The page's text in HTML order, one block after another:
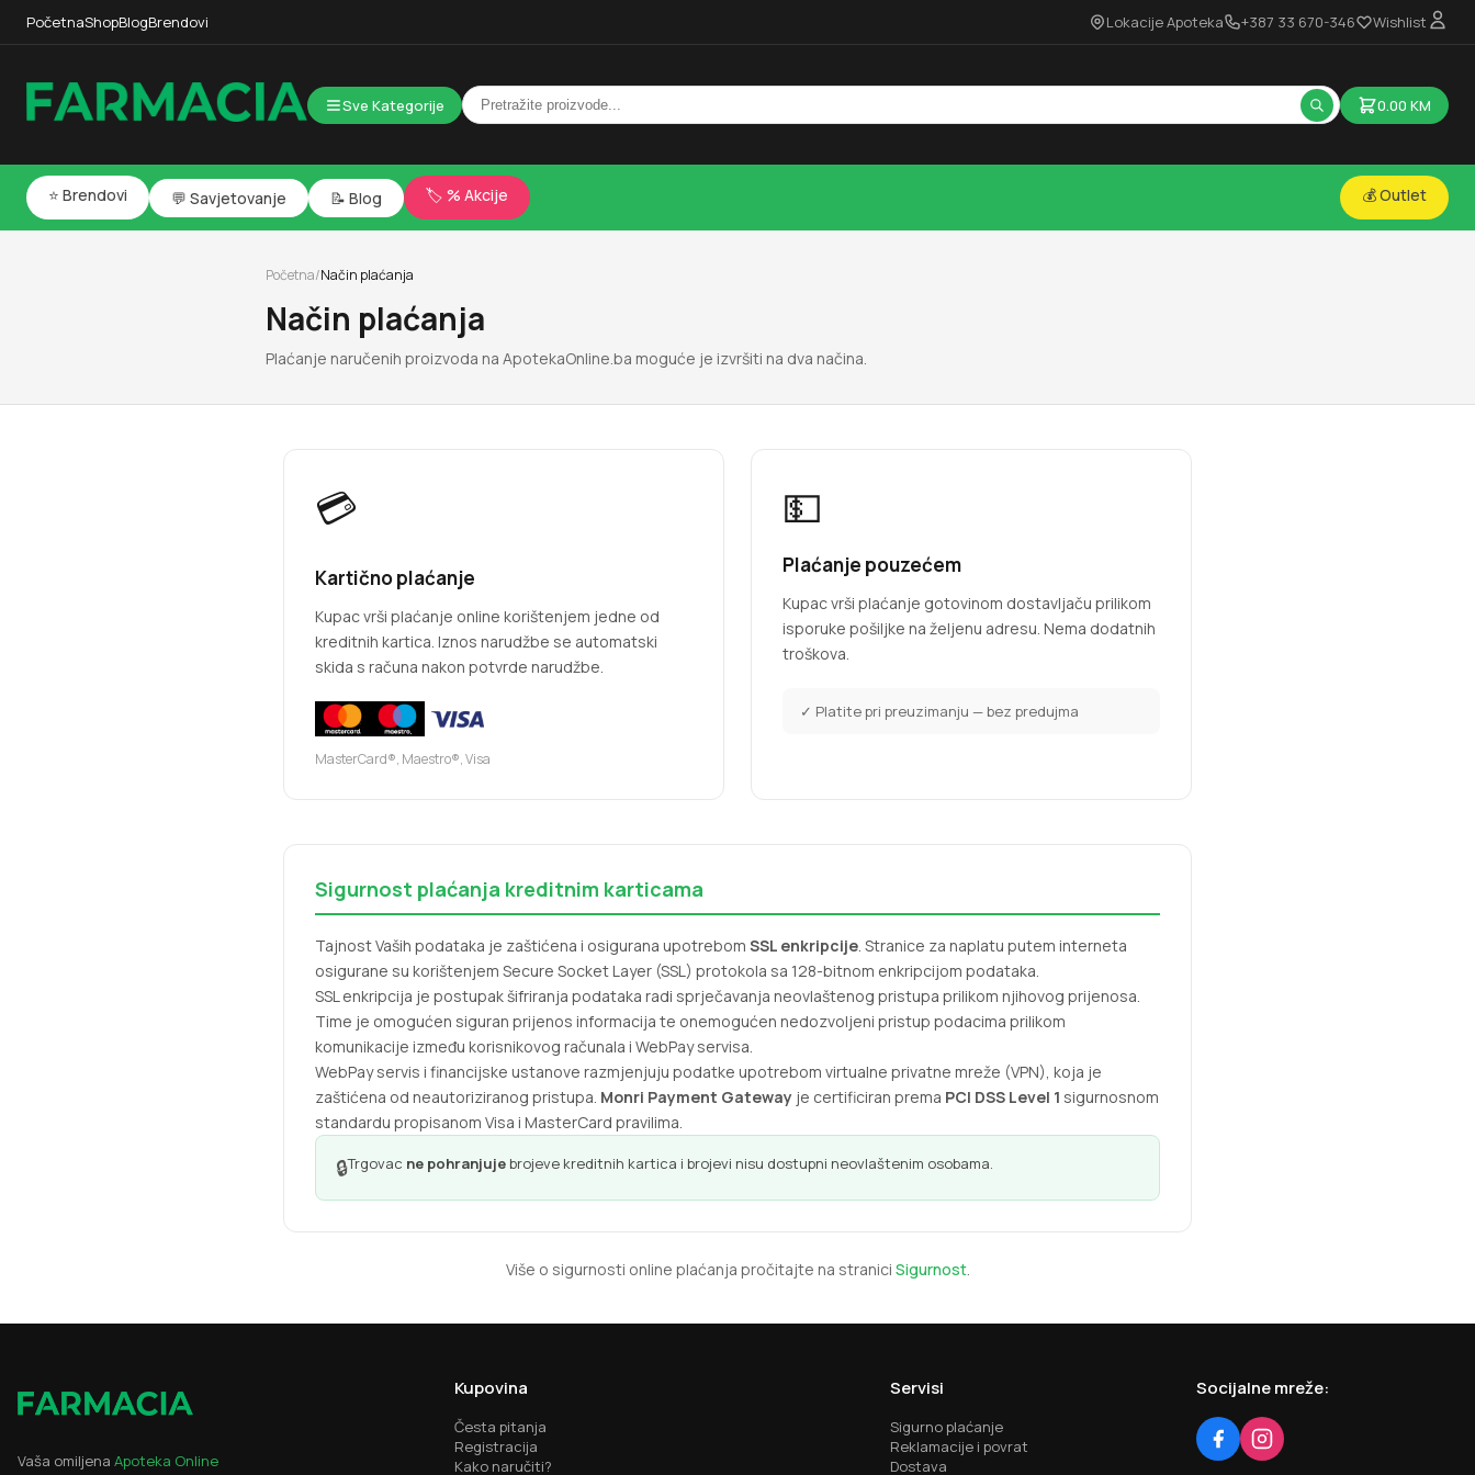
PočetnaShopBlogBrendovi Lokacije Apoteka +387 33 670-346 Wishlist
Sve Kategorije 0.00 KM
⭐ Brendovi 💬 Savjetovanje 📝 Blog 🏷️ % Akcije 💰 Outlet
Početna/Način plaćanja
Način plaćanja
Plaćanje naručenih proizvoda na ApotekaOnline.ba moguće je izvršiti na dva načina.
💳
Kartično plaćanje
Kupac vrši plaćanje online korištenjem jedne od
kreditnih kartica. Iznos narudžbe se automatski
skida s računa nakon potvrde narudžbe.
MasterCard®, Maestro®, Visa
💵
Plaćanje pouzećem
Kupac vrši plaćanje gotovinom dostavljaču prilikom
isporuke pošiljke na željenu adresu. Nema dodatnih
troškova.
✓ Platite pri preuzimanju — bez predujma
Sigurnost plaćanja kreditnim karticama
Tajnost Vaših podataka je zaštićena i osigurana upotrebom SSL enkripcije. Stranice za naplatu putem interneta
osigurane su korištenjem Secure Socket Layer (SSL) protokola sa 128-bitnom enkripcijom podataka.
SSL enkripcija je postupak šifriranja podataka radi sprječavanja neovlaštenog pristupa prilikom njihovog prijenosa.
Time je omogućen siguran prijenos informacija te onemogućen nedozvoljeni pristup podacima prilikom
komunikacije između korisnikovog računala i WebPay servisa.
WebPay servis i financijske ustanove razmjenjuju podatke upotrebom virtualne privatne mreže (VPN), koja je
zaštićena od neautoriziranog pristupa. Monri Payment Gateway je certificiran prema PCI DSS Level 1 sigurnosnom
standardu propisanom Visa i MasterCard pravilima.
🔒Trgovac ne pohranjujebrojeve kreditnih kartica i brojevi nisu dostupni neovlaštenim osobama.
Više o sigurnosti online plaćanja pročitajte na stranici Sigurnost.
Vaša omiljena Apoteka Online
Kupovina
Česta pitanja
Registracija
Kako naručiti?
Servisi
Sigurno plaćanje
Reklamacije i povrat
Dostava
Socijalne mreže: